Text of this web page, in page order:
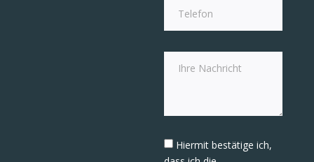
Hiermit bestätige ich,